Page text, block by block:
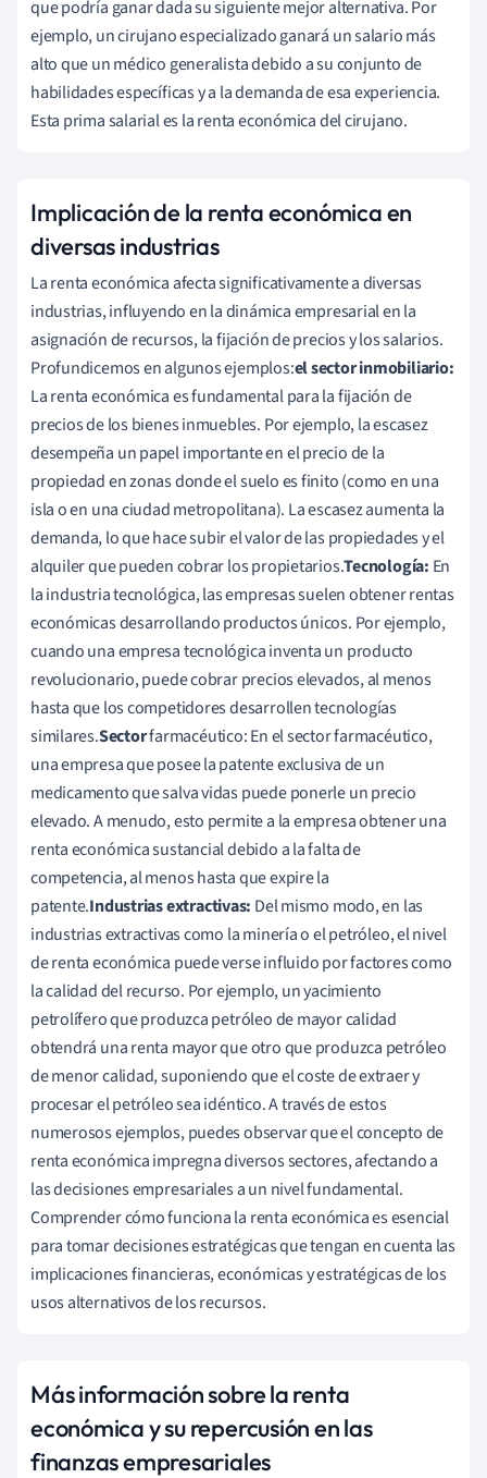
que podría ganar dada su siguiente mejor alternativa. Por
ejemplo, un cirujano especializado ganará un salario más
alto que un médico generalista debido a su conjunto de
habilidades específicas y a la demanda de esa experiencia.
Esta prima salarial es la renta económica del cirujano.
Implicación de la renta económica en
diversas industrias
La renta económica afecta significativamente a diversas
industrias, influyendo en la dinámica empresarial en la
asignación de recursos, la fijación de precios y los salarios.
Profundicemos en algunos ejemplos:el sector inmobiliario:
La renta económica es fundamental para la fijación de
precios de los bienes inmuebles. Por ejemplo, la escasez
desempeña un papel importante en el precio de la
propiedad en zonas donde el suelo es finito (como en una
isla o en una ciudad metropolitana). La escasez aumenta la
demanda, lo que hace subir el valor de las propiedades y el
alquiler que pueden cobrar los propietarios.Tecnología: En
la industria tecnológica, las empresas suelen obtener rentas
económicas desarrollando productos únicos. Por ejemplo,
cuando una empresa tecnológica inventa un producto
revolucionario, puede cobrar precios elevados, al menos
hasta que los competidores desarrollen tecnologías
similares.Sectorfarmacéutico: En el sector farmacéutico,
una empresa que posee la patente exclusiva de un
medicamento que salva vidas puede ponerle un precio
elevado. A menudo, esto permite a la empresa obtener una
renta económica sustancial debido a la falta de
competencia, al menos hasta que expire la
patente.Industrias extractivas: Del mismo modo, en las
industrias extractivas como la minería o el petróleo, el nivel
de renta económica puede verse influido por factores como
la calidad del recurso. Por ejemplo, un yacimiento
petrolífero que produzca petróleo de mayor calidad
obtendrá una renta mayor que otro que produzca petróleo
de menor calidad, suponiendo que el coste de extraer y
procesar el petróleo sea idéntico. A través de estos
numerosos ejemplos, puedes observar que el concepto de
renta económica impregna diversos sectores, afectando a
las decisiones empresariales a un nivel fundamental.
Comprender cómo funciona la renta económica es esencial
para tomar decisiones estratégicas que tengan en cuenta las
implicaciones financieras, económicas y estratégicas de los
usos alternativos de los recursos.
Más información sobre la renta
económica y su repercusión en las
finanzas empresariales